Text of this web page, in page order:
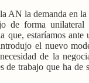
AN la demanda en
de forma unilateral
que, estaríamos
el nuevo
de la
trabajo que ha de